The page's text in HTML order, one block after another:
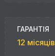
ГАРАНТІЯ
12 місяців